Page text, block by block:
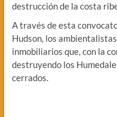
destrucción de la costa
A través de esta
Hudson, los
inmobiliarios que, con la
destruyendo los
cerrados.